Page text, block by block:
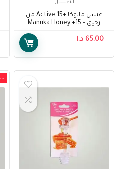
الأعسال
عسل مانوكا +15 Active من
رحيق – Manuka Honey +15
65.00 د.ا
- 20%